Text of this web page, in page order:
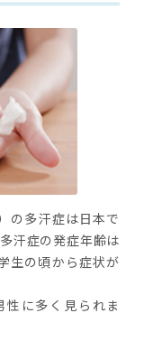
の多汗症は日本で
汗症の発症年齢は
生の頃から症状が
に多く見られま